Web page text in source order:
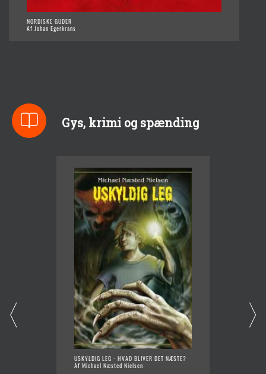
NORDISKE GUDER
Af Johan Egerkrans
Gys, krimi og spænding
USKYLDIG LEG - HVAD BLIVER DET NÆSTE?
Af Michael Næsted Nielsen